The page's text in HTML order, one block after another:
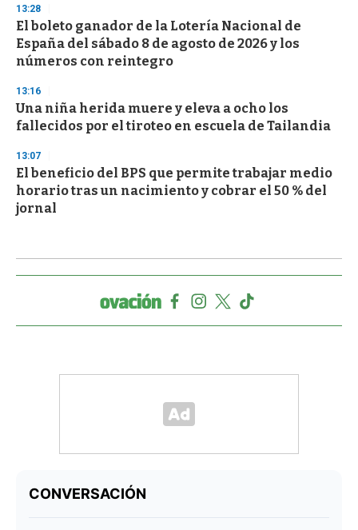
13:28
El boleto ganador de la Lotería Nacional de
España del sábado 8 de agosto de 2026 y los
números con reintegro
13:16
Una niña herida muere y eleva a ocho los
fallecidos por el tiroteo en escuela de Tailandia
13:07
El beneficio del BPS que permite trabajar medio
horario tras un nacimiento y cobrar el 50 % del
jornal